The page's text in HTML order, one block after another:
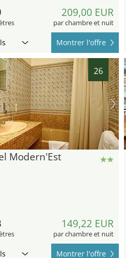
209,00 EUR
par chambre et nuit
Montrer l'offre
26
Modern'Est
149,22 EUR
par chambre et nuit
Montrer l'offre